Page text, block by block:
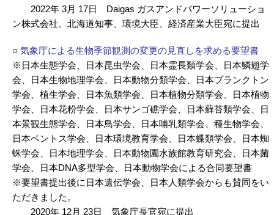
2022年 3月 17日 Daigas ガスアンドパワーソリューショ
ン株式会社、北海道知事、環境大臣、経済産業大臣宛に提出
○ 気象庁による生物季節観測の変更の見直しを求める要望書
※日本生態学会、日本昆虫学会、日本霊長類学会、日本鱗翅学
会、日本生物地理学会、日本動物分類学会、日本プランクトン
学会、植生学会、日本魚類学会、日本植物分類学会、日本植物
学会、日本花粉学会、日本サンゴ礁学会、日本蘚苔類学会、日
本景観生態学会、日本鳥学会、日本哺乳類学会、種生物学会、
日本ベントス学会、日本環境教育学会、日本蝶類学会、日本蜘
蛛学会、日本地理学会、日本動物園水族館教育研究会、日本菌
学会、日本DNA多型学会、日本動物学会による合同要望書
※要望書提出後に日本遺伝学会、日本人類学会からも賛同をい
ただきました。
2020年 12月 23日 気象庁長官宛に提出